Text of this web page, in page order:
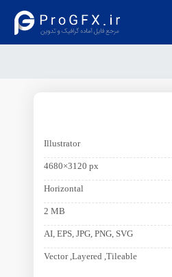
Illustrator
4680×3120 px
Horizontal
2 MB
AI, EPS, JPG, PNG, SVG
Vector ,Layered ,Tileable